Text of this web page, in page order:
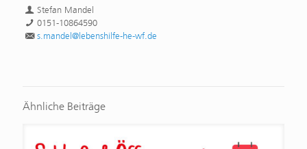
Stefan Mandel
0151-10864590
s.mandel@lebenshilfe-he-wf.de
Ähnliche Beiträge